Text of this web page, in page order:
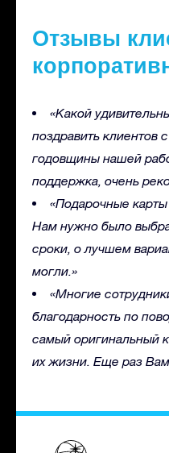
Отзывы
«Какой
поздравить клиентов
годовщины нашей
поддержка, очень
«Подарочные карты
Нам нужно было
сроки, о лучшем
могли.»
«Многие
благодарность по
самый оригинальный
их жизни. Еще раз